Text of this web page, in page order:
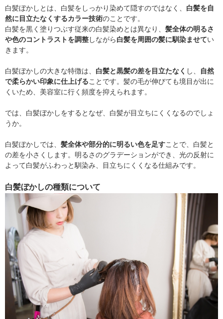
白髪ぼかしとは、白髪をしっかり染めて隠すのではなく、 白髪を自
然に目立たなくするカラー技術のことです。
白髪を黒く塗りつぶす従来の白髪染めとは異なり、 髪全体の明るさ
や色のコントラストを調整しながら白髪を周囲の髪に馴染ませてい
きます。
白髪ぼかしの大きな特徴は、 白髪と黒髪の差を目立たなく し、
自然
で柔らかい印象に仕上げることです。髪の毛が伸びても境目が出に
くいため、美容室に行く頻度を抑えられます。
では、白髪ぼかしをするとなぜ、白髪が目立ちにくくなるのでしょ
うか。
白髪ぼかしでは、 髪全体や部分的に明るい色を足すことで、白髪と
の差を小さくします。明るさのグラデーションができ、光の反射に
よって白髪がふわっと馴染み、目立ちにくくなる仕組みです。
白髪ぼかしの種類について